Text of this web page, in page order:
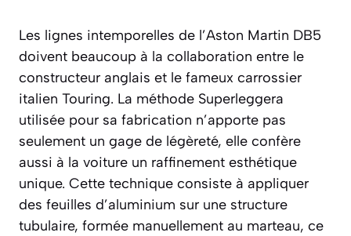
Les lignes intemporelles de l’Aston Martin DB5
doivent beaucoup à la collaboration entre le
constructeur anglais et le fameux carrossier
italien Touring. La méthode Superleggera
utilisée pour sa fabrication n’apporte pas
seulement un gage de légèreté, elle confère
aussi à la voiture un raffinement esthétique
unique. Cette technique consiste à appliquer
des feuilles d’aluminium sur une structure
tubulaire, formée manuellement au marteau, ce